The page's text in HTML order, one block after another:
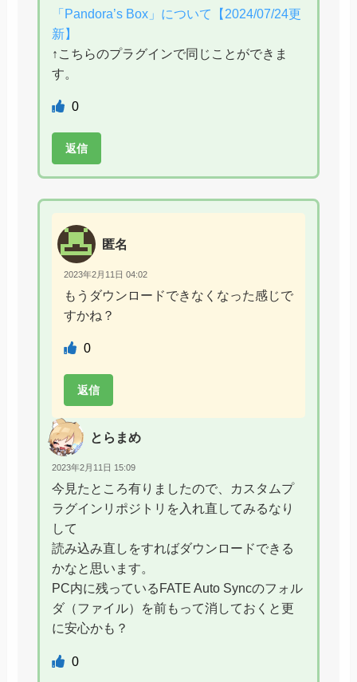
「Pandora’s Box」について【2024/07/24更
新】
↑こちらのプラグインで同じことができま
す。
0
返信
匿名
2023年2月11日 04:02
もうダウンロードできなくなった感じで
すかね？
0
返信
とらまめ
2023年2月11日 15:09
今見たところ有りましたので、カスタムプ
ラグインリポジトリを入れ直してみるなり
して
読み込み直しをすればダウンロードできる
かなと思います。
PC内に残っているFATE Auto Syncのフォル
ダ（ファイル）を前もって消しておくと更
に安心かも？
0